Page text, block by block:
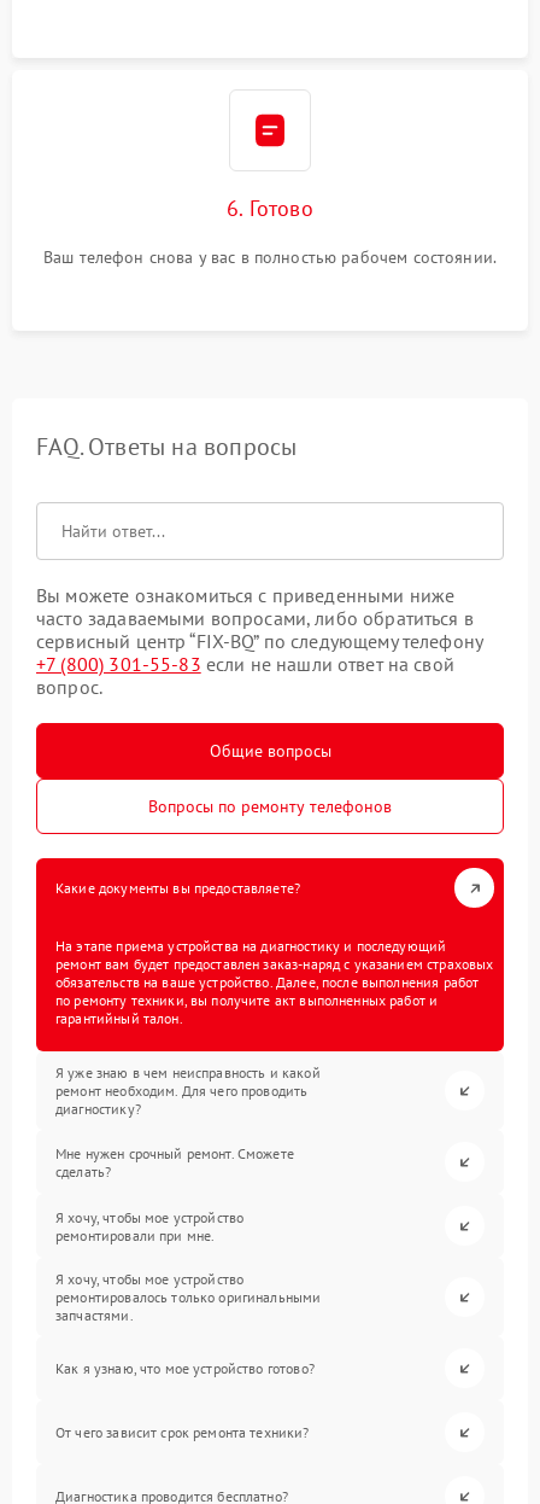
6. Готово
Ваш телефон снова у вас в полностью рабочем состоянии.
FAQ. Ответы на вопросы
Вы можете ознакомиться с приведенными ниже
часто задаваемыми вопросами, либо обратиться в
сервисный центр “FIX-BQ” по следующему телефону
+7 (800) 301-55-83 если не нашли ответ на свой
вопрос.
Общие вопросы
Вопросы по ремонту телефонов
Какие документы вы предоставляете?
На этапе приема устройства на диагностику и последующий
ремонт вам будет предоставлен заказ-наряд с указанием страховых
обязательств на ваше устройство. Далее, после выполнения работ
по ремонту техники, вы получите акт выполненных работ и
гарантийный талон.
Я уже знаю в чем неисправность и какой
ремонт необходим. Для чего проводить
диагностику?
Мне нужен срочный ремонт. Сможете
сделать?
Я хочу, чтобы мое устройство
ремонтировали при мне.
Я хочу, чтобы мое устройство
ремонтировалось только оригинальными
запчастями.
Как я узнаю, что мое устройство готово?
От чего зависит срок ремонта техники?
Диагностика проводится бесплатно?